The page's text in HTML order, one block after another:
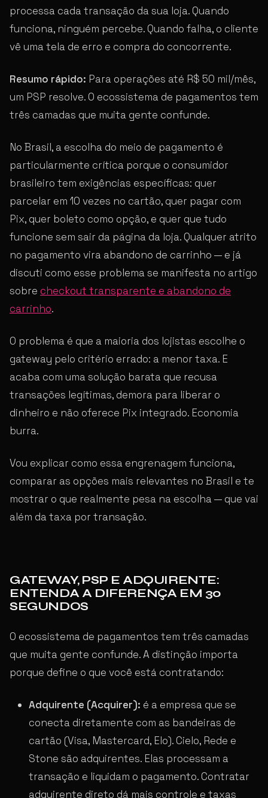
processa cada transação da sua loja. Quando
funciona, ninguém percebe. Quando falha, o cliente
vê uma tela de erro e compra do concorrente.
Resumo rápido: Para operações até R$ 50 mil/mês,
um PSP resolve. O ecossistema de pagamentos tem
três camadas que muita gente confunde.
No Brasil, a escolha do meio de pagamento é
particularmente crítica porque o consumidor
brasileiro tem exigências específicas: quer
parcelar em 10 vezes no cartão, quer pagar com
Pix, quer boleto como opção, e quer que tudo
funcione sem sair da página da loja. Qualquer atrito
no pagamento vira abandono de carrinho — e já
discuti como esse problema se manifesta no artigo
sobre checkout transparente e abandono de
carrinho.
O problema é que a maioria dos lojistas escolhe o
gateway pelo critério errado: a menor taxa. E
acaba com uma solução barata que recusa
transações legítimas, demora para liberar o
dinheiro e não oferece Pix integrado. Economia
burra.
Vou explicar como essa engrenagem funciona,
comparar as opções mais relevantes no Brasil e te
mostrar o que realmente pesa na escolha — que vai
além da taxa por transação.
GATEWAY, PSP E ADQUIRENTE:
ENTENDA A DIFERENÇA EM 30
SEGUNDOS
O ecossistema de pagamentos tem três camadas
que muita gente confunde. A distinção importa
porque define o que você está contratando:
Adquirente (Acquirer): é a empresa que se
conecta diretamente com as bandeiras de
cartão (Visa, Mastercard, Elo). Cielo, Rede e
Stone são adquirentes. Elas processam a
transação e liquidam o pagamento. Contratar
adquirente direto dá mais controle e taxas